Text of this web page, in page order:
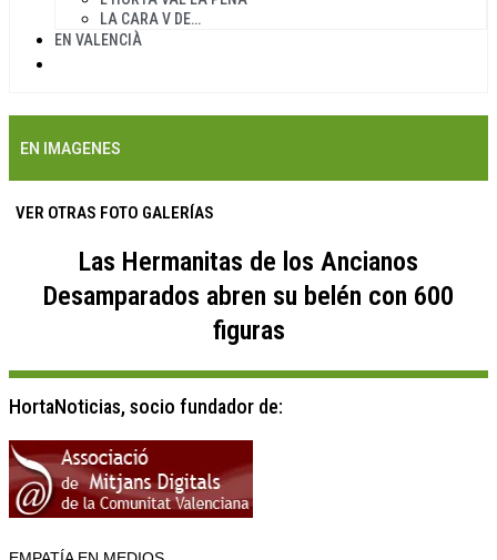
LA CARA V DE…
EN VALENCIÀ
EN IMAGENES
VER OTRAS FOTO GALERÍAS
Las Hermanitas de los Ancianos
Desamparados abren su belén con 600
figuras
HortaNoticias, socio fundador de: